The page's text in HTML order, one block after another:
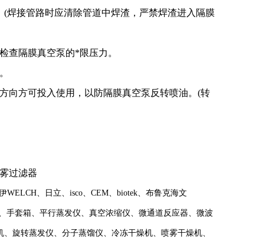
焊接管路时应清除管道中焊渣，严禁焊渣进入隔膜
查隔膜真空泵的*限压力。
向方可投入使用，以防隔膜真空泵反转喷油。(转
过滤器
、日立、isco、CEM、biotek、布鲁克海文
手套箱、平行蒸发仪、真空浓缩仪、微通道反应器、微波
旋转蒸发仪、分子蒸馏仪、冷冻干燥机、喷雾干燥机、